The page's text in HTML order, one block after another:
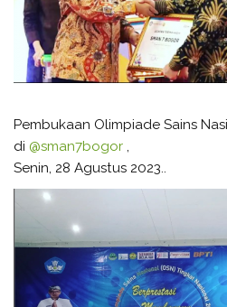
Pembukaan Olimpiade Sains
di @sman7bogor ,
Senin, 28 Agustus 2023..